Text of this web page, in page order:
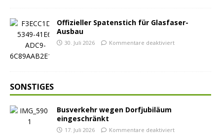
Offizieller Spatenstich für Glasfaser-
Ausbau
30. Juli 2026 Kommentare deaktiviert
SONSTIGES
Busverkehr wegen Dorfjubiläum
eingeschränkt
17. Juli 2026 Kommentare deaktiviert